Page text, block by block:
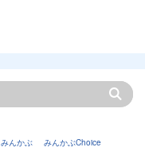
みんかぶ みんかぶChoice